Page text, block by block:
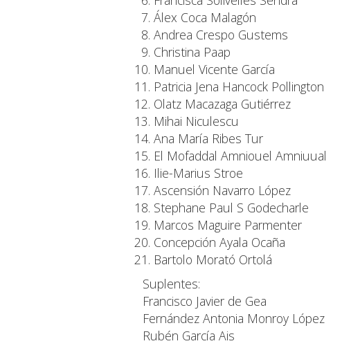
Álex Coca Malagón
Andrea Crespo Gustems
Christina Paap
Manuel Vicente García
Patricia Jena Hancock Pollington
Olatz Macazaga Gutiérrez
Mihai Niculescu
Ana María Ribes Tur
El Mofaddal Amniouel Amniuual
Ilie-Marius Stroe
Ascensión Navarro López
Stephane Paul S Godecharle
Marcos Maguire Parmenter
Concepción Ayala Ocaña
Bartolo Morató Ortolá
Suplentes:
Francisco Javier de Gea
Fernández Antonia Monroy López
Rubén García Ais